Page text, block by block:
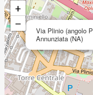
Via Plinio (angolo
Annunziata (NA)
+
−